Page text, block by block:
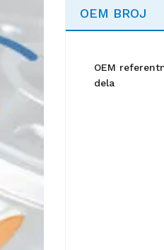
OEM BROJ
OEM
dela